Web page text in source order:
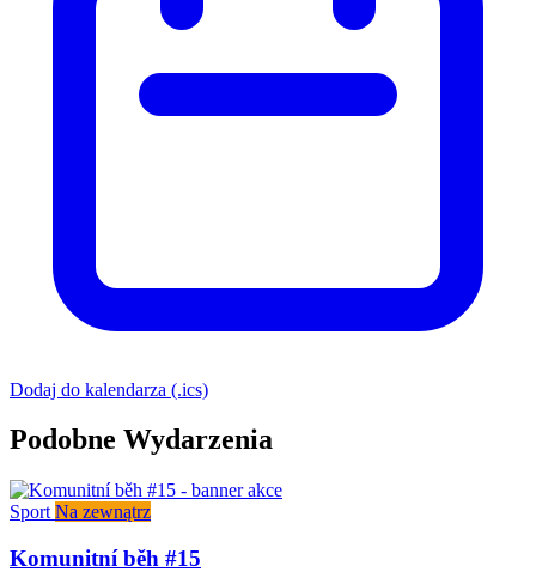
Dodaj do kalendarza (.ics)
Podobne Wydarzenia
Sport Na zewnątrz
Komunitní běh #15